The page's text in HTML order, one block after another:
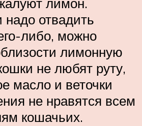
отвадить
либо, можно
лимонную
не любят руту,
масло и веточки
не нравятся всем
кошачьих.